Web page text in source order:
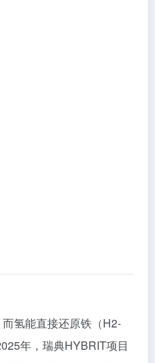
氢能直接还原铁（H2-
年，瑞典HYBRIT项目